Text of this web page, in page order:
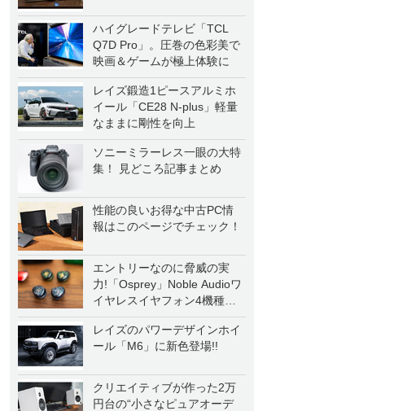
ハイグレードテレビ「TCL
Q7D Pro」。圧巻の色彩美で
映画＆ゲームが極上体験に
レイズ鍛造1ピースアルミホ
イール「CE28 N-plus」軽量
なままに剛性を向上
ソニーミラーレス一眼の大特
集！ 見どころ記事まとめ
性能の良いお得な中古PC情
報はこのページでチェック！
エントリーなのに脅威の実
力!「Osprey」Noble Audioワ
イヤレスイヤフォン4機種を
一気に聴く
レイズのパワーデザインホイ
ール「M6」に新色登場!!
クリエイティブが作った2万
円台の“小さなピュアオーデ